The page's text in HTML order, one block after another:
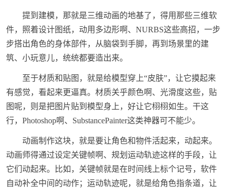
提到建模，那就是三维动画的地基了，得用那些三维软
件，照着设计图纸，动用多边形啊、NURBS这些高招，一步
步搭出角色的身体部件，从脑袋到手脚，再到场景里的建
筑、小玩意儿，统统都要造出来。
至于材质和贴图，就是给模型穿上“皮肤”，让它摸起来
有感觉，看起来更逼真。材质关乎颜色啊、光滑度这些，贴
图呢，则是把图片贴到模型身上，好让它栩栩如生。干这
行，Photoshop啊、SubstancePainter这类神器可不能少。
动画制作这块，就是要让角色和物件活起来，动起来。
动画师得通过设定关键帧啊、规划运动轨迹这样的手段，让
它们动起来。比如，关键帧就是在时间线上标个记号，软件
自动补全中间的动作；运动轨迹呢，就是给角色指条道，让